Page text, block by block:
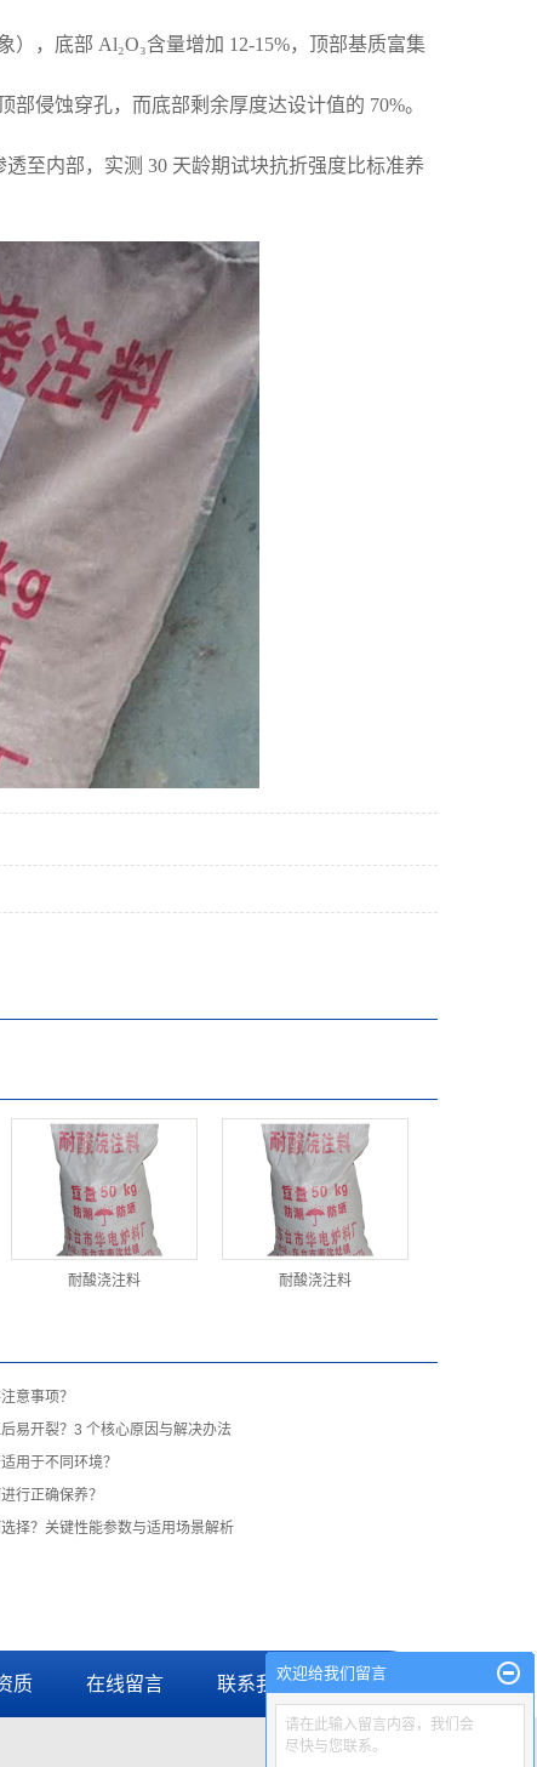
，底部 Al₂O₃含量增加 12-15%，顶部基质富集
侵蚀穿孔，而底部剩余厚度达设计值的 70%。
至内部，实测 30 天龄期试块抗折强度比标准养
耐酸浇注料 耐酸浇注料
意事项？
易开裂？3 个核心原因与解决办法
用于不同环境？
行正确保养？
择？关键性能参数与适用场景解析
质 在线留言 联系我们
欢迎给我们留言
请在此输入留言内容，我们会
尽快与您联系。